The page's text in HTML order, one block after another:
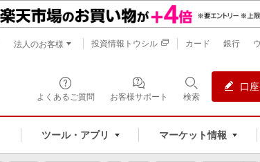
よくあるご質問 お客様サポート 検索
口
ツール・アプリ マーケット情報
法人のお客様 投資情報トウシル カード 銀行